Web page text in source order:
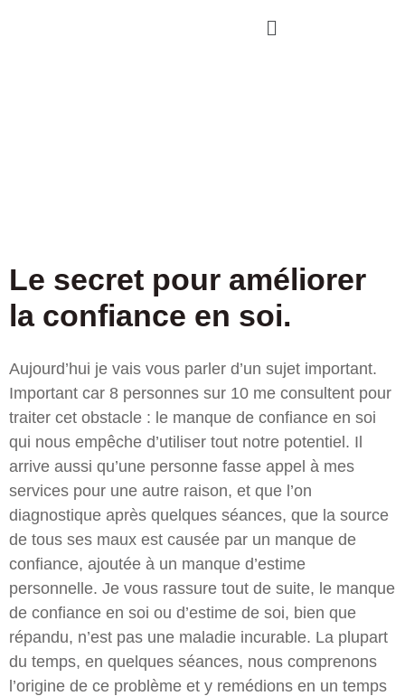
Le secret pour améliorer
la confiance en soi.
Aujourd’hui je vais vous parler d’un sujet important.
Important car 8 personnes sur 10 me consultent pour
traiter cet obstacle : le manque de confiance en soi
qui nous empêche d’utiliser tout notre potentiel. Il
arrive aussi qu’une personne fasse appel à mes
services pour une autre raison, et que l’on
diagnostique après quelques séances, que la source
de tous ses maux est causée par un manque de
confiance, ajoutée à un manque d’estime
personnelle. Je vous rassure tout de suite, le manque
de confiance en soi ou d’estime de soi, bien que
répandu, n’est pas une maladie incurable. La plupart
du temps, en quelques séances, nous comprenons
l’origine de ce problème et y remédions en un temps